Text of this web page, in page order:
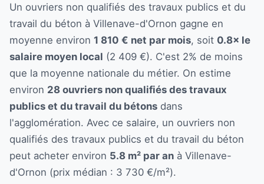
Un ouvriers non qualifiés des travaux publics et du
travail du béton à Villenave-d'Ornon gagne en
moyenne environ 1 810 € net par mois, soit 0.8× le
salaire moyen local (2 409 €). C'est 2% de moins
que la moyenne nationale du métier. On estime
environ 28 ouvriers non qualifiés des travaux
publics et du travail du bétons dans
l'agglomération. Avec ce salaire, un ouvriers non
qualifiés des travaux publics et du travail du béton
peut acheter environ 5.8 m² par an à Villenave-
d'Ornon (prix médian : 3 730 €/m²).